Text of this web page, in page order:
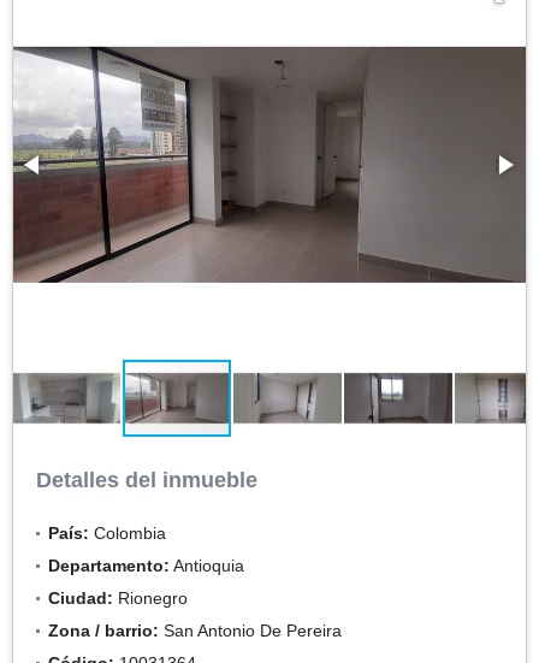
Detalles del inmueble
País: Colombia
Departamento: Antioquia
Ciudad: Rionegro
Zona / barrio: San Antonio De Pereira